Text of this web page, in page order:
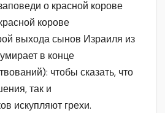
о красной корове
корове
выхода сынов Израиля из
в конце
чтобы сказать, что
так и
искупляют грехи.